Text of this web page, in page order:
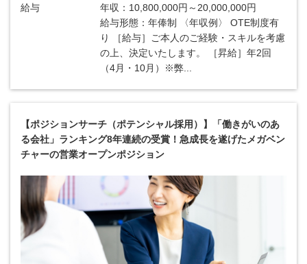
給与
年収：10,800,000円～20,000,000円
給与形態：年俸制 〈年収例〉 OTE制度有
り ［給与］ご本人のご経験・スキルを考慮
の上、決定いたします。 ［昇給］年2回
（4月・10月）※弊...
【ポジションサーチ（ポテンシャル採用）】「働きがいのあ
る会社」ランキング8年連続の受賞！急成長を遂げたメガベン
チャーの営業オープンポジション